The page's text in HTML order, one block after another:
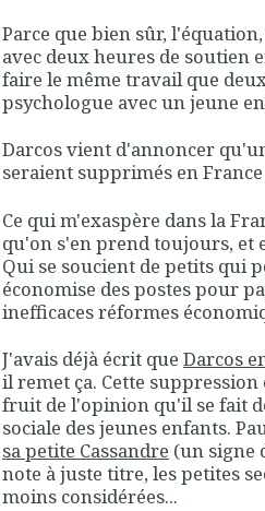
Parce que bien sûr,
avec deux heures de soutien
faire le même travail que
psychologue avec un jeune
Darcos vient d'annoncer
seraient supprimés en France
Ce qui m'exaspère dans la
qu'on s'en prend toujours, et
Qui se soucient de petits qui
économise des postes pour
inefficaces réformes
J'avais déjà écrit que Darcos
il remet ça. Cette suppression
fruit de l'opinion qu'il se fait
sociale des jeunes enfants.
sa petite Cassandre (un signe
note à juste titre, les petites
moins considérées...